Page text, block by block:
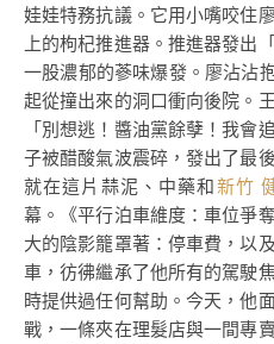
娃娃特務抗議。它用小嘴咬住
上的枸杞推進器。推進器發出
一股濃郁的蔘味爆發。廖沾沾
起從撞出來的洞口衝向後院。
「別想逃！醬油黨餘孽！我會
子被醋酸氣波震碎，發出了最
就在這片蒜泥、中藥和新竹
幕。《平行泊車維度：車位爭
大的陰影籠罩著：停車費，以
車，彷彿繼承了他所有的駕駛
時提供過任何幫助。今天，他
戰，一條夾在理髮店與一間專